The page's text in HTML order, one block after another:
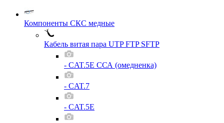
Компоненты СКС медные
Кабель витая пара UTP FTP SFTP
- CAT.5E ССА (омедненка)
- CAT.7
- CAT.5E